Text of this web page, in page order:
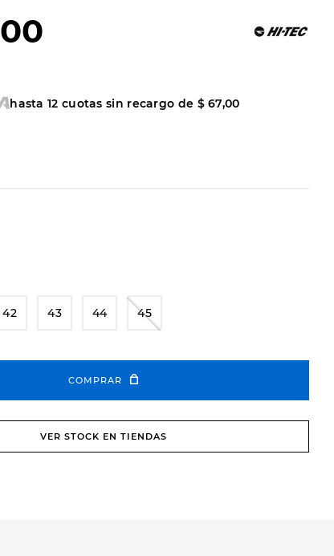
00
hasta12 cuotas sin recargo de $ 67,00
42 43 44 45
COMPRAR
VER STOCK EN TIENDAS